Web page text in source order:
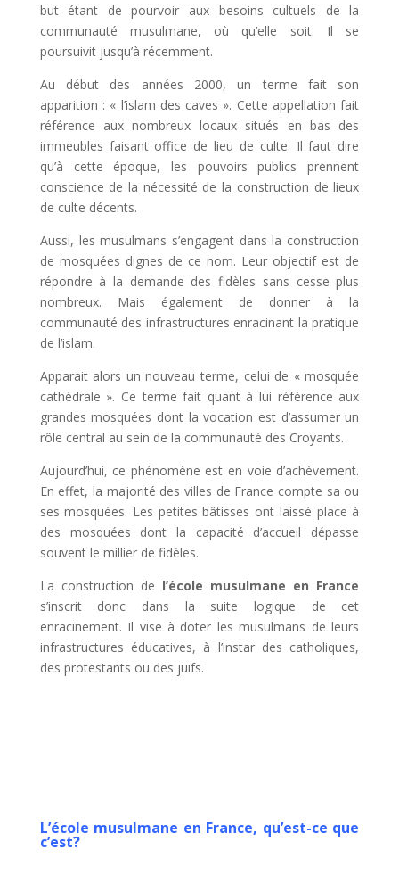
but étant de pourvoir aux besoins cultuels de la
communauté musulmane, où qu’elle soit. Il se
poursuivit jusqu’à récemment.
Au début des années 2000, un terme fait son
apparition : « l’islam des caves ». Cette appellation fait
référence aux nombreux locaux situés en bas des
immeubles faisant office de lieu de culte. Il faut dire
qu’à cette époque, les pouvoirs publics prennent
conscience de la nécessité de la construction de lieux
de culte décents.
Aussi, les musulmans s’engagent dans la construction
de mosquées dignes de ce nom. Leur objectif est de
répondre à la demande des fidèles sans cesse plus
nombreux. Mais également de donner à la
communauté des infrastructures enracinant la pratique
de l’islam.
Apparait alors un nouveau terme, celui de « mosquée
cathédrale ». Ce terme fait quant à lui référence aux
grandes mosquées dont la vocation est d’assumer un
rôle central au sein de la communauté des Croyants.
Aujourd’hui, ce phénomène est en voie d’achèvement.
En effet, la majorité des villes de France compte sa ou
ses mosquées. Les petites bâtisses ont laissé place à
des mosquées dont la capacité d’accueil dépasse
souvent le millier de fidèles.
La construction de l’école musulmane en France
s’inscrit donc dans la suite logique de cet
enracinement. Il vise à doter les musulmans de leurs
infrastructures éducatives, à l’instar des catholiques,
des protestants ou des juifs.
L’école musulmane en France, qu’est-ce que
c’est?